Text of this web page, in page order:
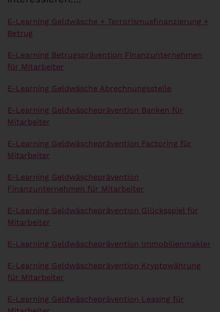
E-Learning Geldwäsche + Terrorismusfinanzierung +
Betrug
E-Learning Betrugsprävention Finanzunternehmen
für Mitarbeiter
E-Learning Geldwäsche Abrechnungsstelle
E-Learning Geldwäscheprävention Banken für
Mitarbeiter
E-Learning Geldwäscheprävention Factoring für
Mitarbeiter
E-Learning Geldwäscheprävention
Finanzunternehmen für Mitarbeiter
E-Learning Geldwäscheprävention Glücksspiel für
Mitarbeiter
E-Learning Geldwäscheprävention Immobilienmakler
E-Learning Geldwäscheprävention Kryptowährung
für Mitarbeiter
E-Learning Geldwäscheprävention Leasing für